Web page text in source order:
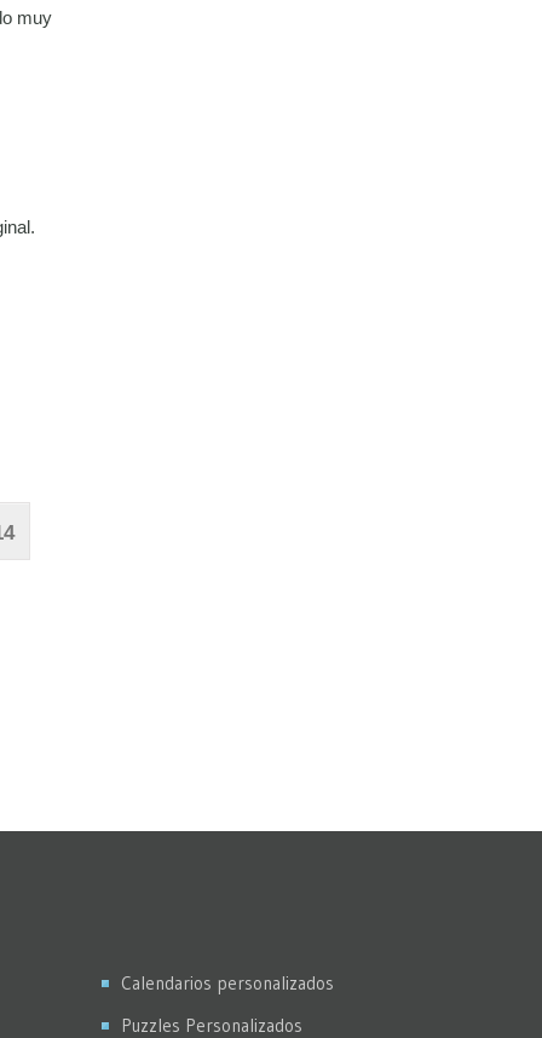
muy
Calendarios personalizados
Puzzles Personalizados